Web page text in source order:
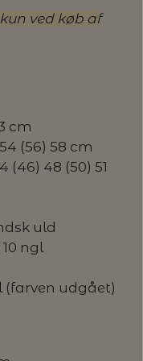
- SPAR 20%
20%
- DESIRE
- SPAR
15%
RUNDP. &
SÆT M.
BRODERI
ved køb af
cm
(56) 58 cm
48 (50) 51
uld
10 ngl
(farven udgået)